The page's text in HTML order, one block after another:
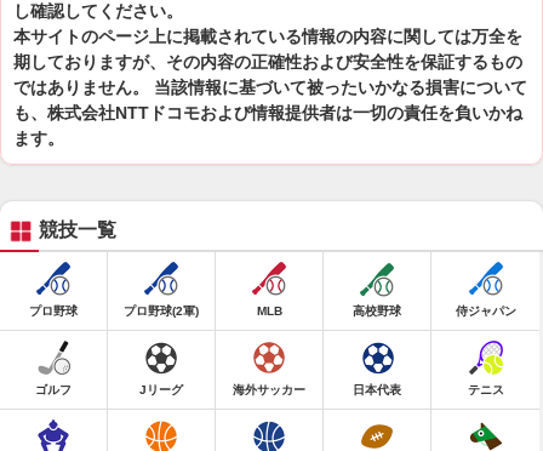
し確認してください。
本サイトのページ上に掲載されている情報の内容に関しては万全を
期しておりますが、その内容の正確性および安全性を保証するもの
ではありません。 当該情報に基づいて被ったいかなる損害について
も、株式会社NTTドコモおよび情報提供者は一切の責任を負いかね
ます。
競技一覧
プロ野球 プロ野球(2軍) MLB 高校野球 侍ジャパン
ゴルフ Jリーグ 海外サッカー 日本代表 テニス